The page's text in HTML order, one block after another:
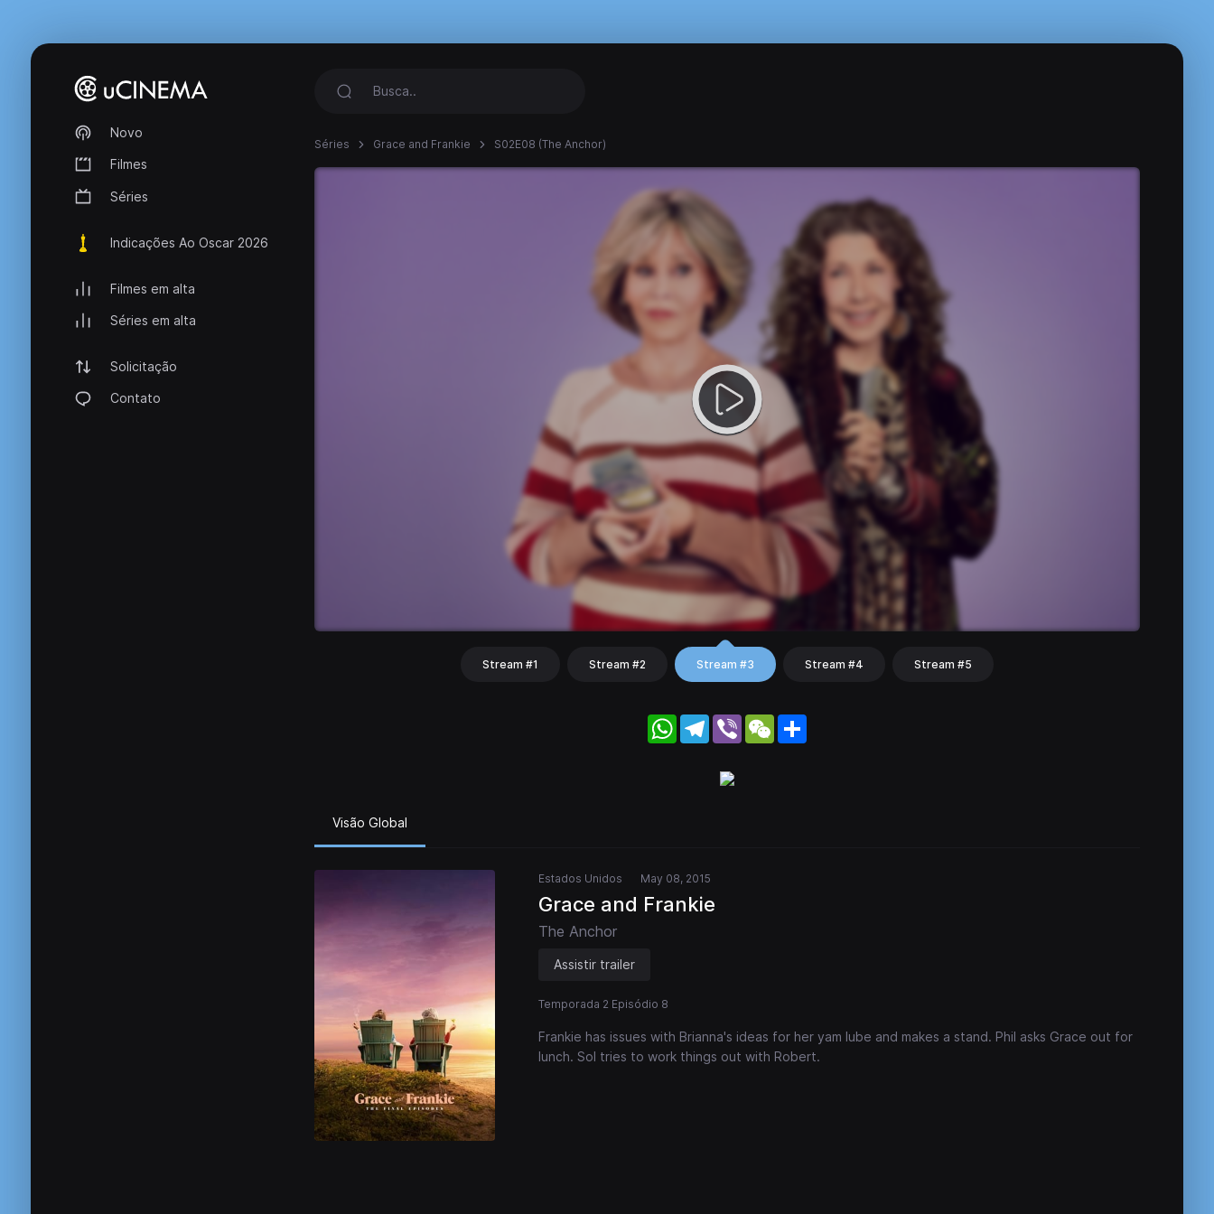
Novo
Filmes
Séries
Indicações Ao Oscar 2026
Filmes em alta
Séries em alta
Solicitação
Contato
Séries Grace and Frankie S02E08 (The Anchor)
Stream #1 Stream #2 Stream #3 Stream #4 Stream #5
WhatsApp
Telegram
Viber WeChat
Visão Global
Estados Unidos May 08, 2015
Grace and Frankie
The Anchor
Assistir trailer
Temporada 2 Episódio 8
Frankie has issues with Brianna's ideas for her yam lube and makes a stand. Phil asks Grace out for
lunch. Sol tries to work things out with Robert.